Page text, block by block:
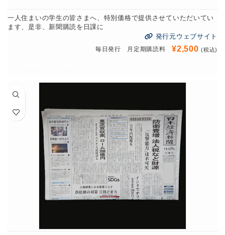
一人住まいの学生の皆さまへ、特別価格で提供させていただいてい
ます、是非、新聞購読を日課に
発行元ウェブサイト
毎日発行 月定期購読料¥2,500 (税込)